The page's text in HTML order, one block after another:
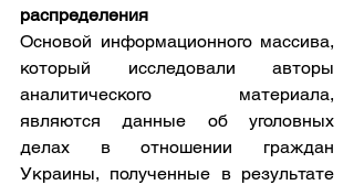
распределения
Основой информационного массива,
который исследовали авторы
аналитического материала,
являются данные об уголовных
делах в отношении граждан
Украины, полученные в результате